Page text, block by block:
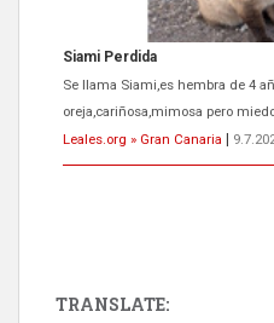
Siami Perdida
Se llama Siami,es hembra de 4
oreja,cariñosa,mimosa pero
Leales.org » Gran Canaria
TRANSLATE: